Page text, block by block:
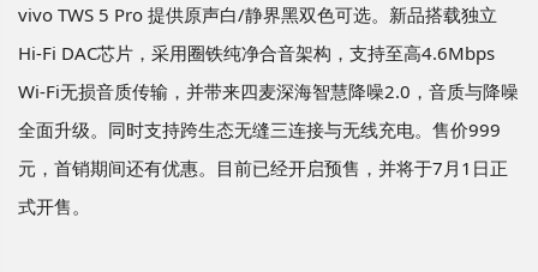
vivo TWS 5 Pro 提供原声白/静界黑双色可选。新品搭载独立
Hi-Fi DAC芯片，采用圈铁纯净合音架构，支持至高4.6Mbps
Wi-Fi无损音质传输，并带来四麦深海智慧降噪2.0，音质与降噪
全面升级。同时支持跨生态无缝三连接与无线充电。售价999
元，首销期间还有优惠。目前已经开启预售，并将于7月1日正
式开售。